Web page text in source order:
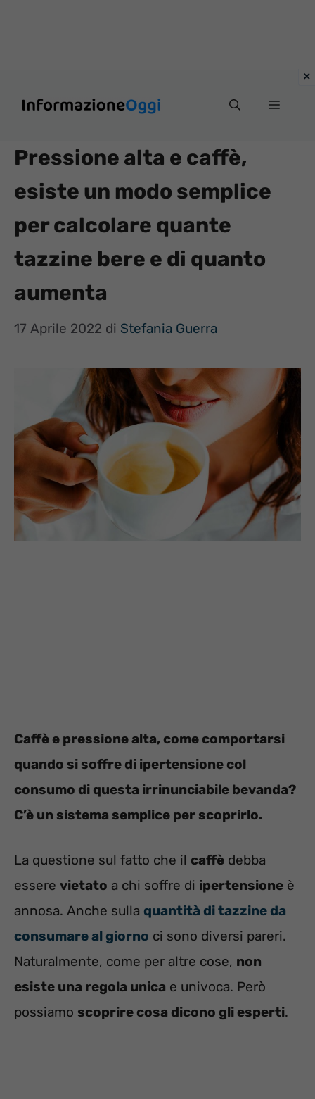
Menu
Pressione alta e caffè,
esiste un modo semplice
per calcolare quante
tazzine bere e di quanto
aumenta
17 Aprile 2022 di Stefania Guerra
Caffè e pressione alta, come comportarsi
quando si soffre di ipertensione col
consumo di questa irrinunciabile bevanda?
C’è un sistema semplice per scoprirlo.
La questione sul fatto che il caffè debba
essere vietato a chi soffre di ipertensione è
annosa. Anche sulla quantità di tazzine da
consumare al giorno ci sono diversi pareri.
Naturalmente, come per altre cose, non
esiste una regola unica e univoca. Però
possiamo scoprire cosa dicono gli esperti.